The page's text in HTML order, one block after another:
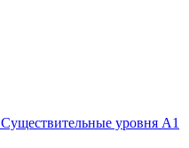
Существительные уровня A1